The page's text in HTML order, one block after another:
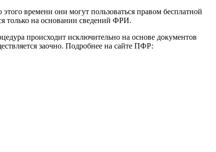
времени они могут пользоваться правом бесплатной
только на основании сведений ФРИ.
происходит исключительно на основе документов
заочно. Подробнее на сайте ПФР: